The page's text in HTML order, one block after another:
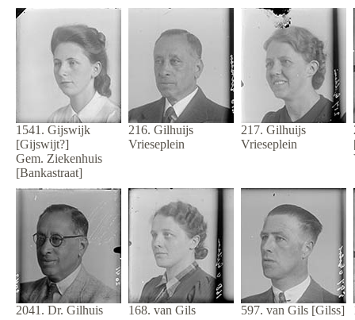
1541. Gijswijk
[Gijswijt?]
Gem. Ziekenhuis
[Bankastraat]
216. Gilhuijs
Vrieseplein
217. Gilhuijs
Vrieseplein
2041. Dr. Gilhuis
168. van Gils
597. van Gils [Gilss]